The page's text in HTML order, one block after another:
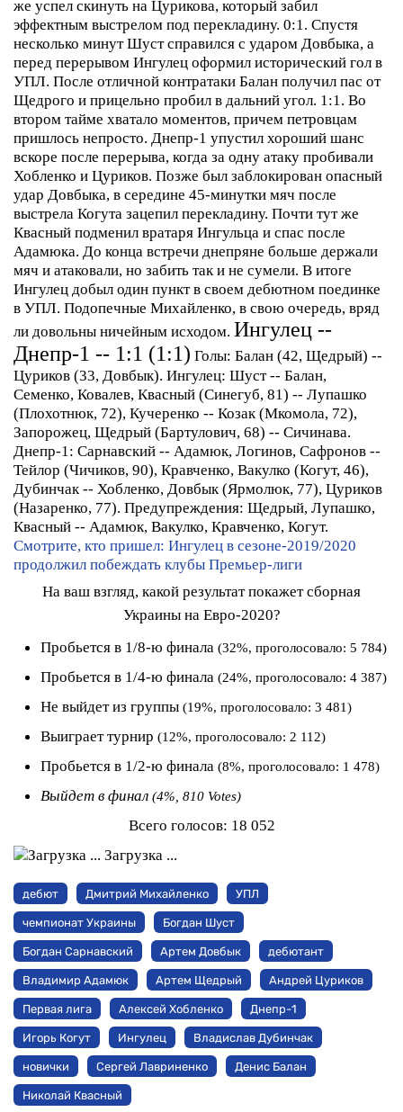
же успел скинуть на Цурикова, который забил
эффектным выстрелом под перекладину. 0:1. Спустя
несколько минут Шуст справился с ударом Довбыка, а
перед перерывом Ингулец оформил исторический гол в
УПЛ. После отличной контратаки Балан получил пас от
Щедрого и прицельно пробил в дальний угол. 1:1. Во
втором тайме хватало моментов, причем петровцам
пришлось непросто. Днепр-1 упустил хороший шанс
вскоре после перерыва, когда за одну атаку пробивали
Хобленко и Цуриков. Позже был заблокирован опасный
удар Довбыка, в середине 45-минутки мяч после
выстрела Когута зацепил перекладину. Почти тут же
Квасный подменил вратаря Ингульца и спас после
Адамюка. До конца встречи днепряне больше держали
мяч и атаковали, но забить так и не сумели. В итоге
Ингулец добыл один пункт в своем дебютном поединке
в УПЛ. Подопечные Михайленко, в свою очередь, вряд
ли довольны ничейным исходом. Ингулец --
Днепр-1 -- 1:1 (1:1) Голы: Балан (42, Щедрый) --
Цуриков (33, Довбык). Ингулец: Шуст -- Балан,
Семенко, Ковалев, Квасный (Синегуб, 81) -- Лупашко
(Плохотнюк, 72), Кучеренко -- Козак (Мкомола, 72),
Запорожец, Щедрый (Бартулович, 68) -- Сичинава.
Днепр-1: Сарнавский -- Адамюк, Логинов, Сафронов --
Тейлор (Чичиков, 90), Кравченко, Вакулко (Когут, 46),
Дубинчак -- Хобленко, Довбык (Ярмолюк, 77), Цуриков
(Назаренко, 77). Предупреждения: Щедрый, Лупашко,
Квасный -- Адамюк, Вакулко, Кравченко, Когут.
Смотрите, кто пришел: Ингулец в сезоне-2019/2020
продолжил побеждать клубы Премьер-лиги
На ваш взгляд, какой результат покажет сборная
Украины на Евро-2020?
Пробьется в 1/8-ю финала (32%, проголосовало: 5 784)
Пробьется в 1/4-ю финала (24%, проголосовало: 4 387)
Не выйдет из группы (19%, проголосовало: 3 481)
Выиграет турнир (12%, проголосовало: 2 112)
Пробьется в 1/2-ю финала (8%, проголосовало: 1 478)
Выйдет в финал (4%, 810 Votes)
Всего голосов: 18 052
Загрузка ...
дебют Дмитрий Михайленко УПЛ
чемпионат Украины Богдан Шуст
Богдан Сарнавский Артем Довбык дебютант
Владимир Адамюк Артем Щедрый Андрей Цуриков
Первая лига Алексей Хобленко Днепр-1
Игорь Когут Ингулец Владислав Дубинчак
новички Сергей Лавриненко Денис Балан
Николай Квасный